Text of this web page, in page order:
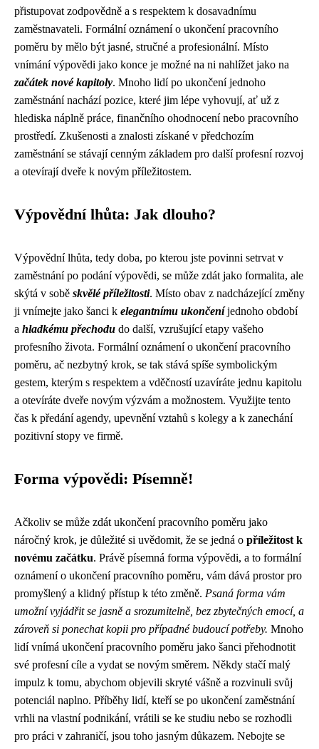
přistupovat zodpovědně a s respektem k dosavadnímu
zaměstnavateli. Formální oznámení o ukončení pracovního
poměru by mělo být jasné, stručné a profesionální. Místo
vnímání výpovědi jako konce je možné na ni nahlížet jako na
začátek nové kapitoly. Mnoho lidí po ukončení jednoho
zaměstnání nachází pozice, které jim lépe vyhovují, ať už z
hlediska náplně práce, finančního ohodnocení nebo pracovního
prostředí. Zkušenosti a znalosti získané v předchozím
zaměstnání se stávají cenným základem pro další profesní rozvoj
a otevírají dveře k novým příležitostem.
Výpovědní lhůta: Jak dlouho?
Výpovědní lhůta, tedy doba, po kterou jste povinni setrvat v
zaměstnání po podání výpovědi, se může zdát jako formalita, ale
skýtá v sobě skvělé příležitosti. Místo obav z nadcházející změny
ji vnímejte jako šanci k elegantnímu ukončeníjednoho období
a hladkému přechodu do další, vzrušující etapy vašeho
profesního života. Formální oznámení o ukončení pracovního
poměru, ač nezbytný krok, se tak stává spíše symbolickým
gestem, kterým s respektem a vděčností uzavíráte jednu kapitolu
a otevíráte dveře novým výzvám a možnostem. Využijte tento
čas k předání agendy, upevnění vztahů s kolegy a k zanechání
pozitivní stopy ve firmě.
Forma výpovědi: Písemně!
Ačkoliv se může zdát ukončení pracovního poměru jako
náročný krok, je důležité si uvědomit, že se jedná o příležitost k
novému začátku. Právě písemná forma výpovědi, a to formální
oznámení o ukončení pracovního poměru, vám dává prostor pro
promyšlený a klidný přístup k této změně. Psaná forma vám
umožní vyjádřit se jasně a srozumitelně, bez zbytečných emocí, a
zároveň si ponechat kopii pro případné budoucí potřeby. Mnoho
lidí vnímá ukončení pracovního poměru jako šanci přehodnotit
své profesní cíle a vydat se novým směrem. Někdy stačí malý
impulz k tomu, abychom objevili skryté vášně a rozvinuli svůj
potenciál naplno. Příběhy lidí, kteří se po ukončení zaměstnání
vrhli na vlastní podnikání, vrátili se ke studiu nebo se rozhodli
pro práci v zahraničí, jsou toho jasným důkazem. Nebojte se